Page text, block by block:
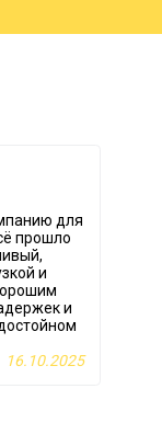
для
прошло
и
и
16.10.2025